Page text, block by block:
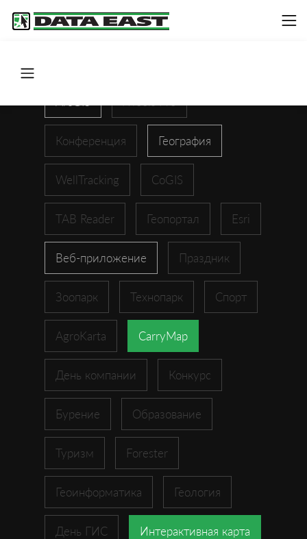
Конференция География
WellTracking CoGIS
TAB Reader Геопортал Esri
Веб-приложение Праздник
Зоопарк Технопарк Спорт
AgroKarta CarryMap
День компании Конкурс
Бурение Образование
Туризм Forester
Геоинформатика Геология
День ГИС Интерактивная карта